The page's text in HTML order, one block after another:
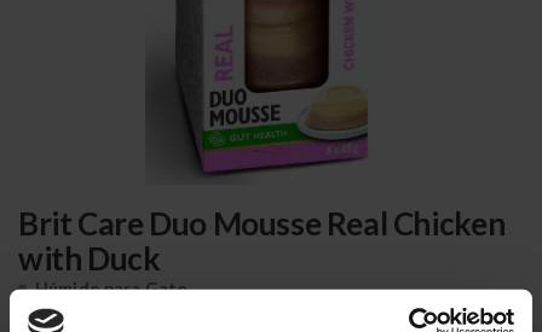
Brit Care Duo Mousse Real Chicken
with Duck
Húmido para Gato
★★